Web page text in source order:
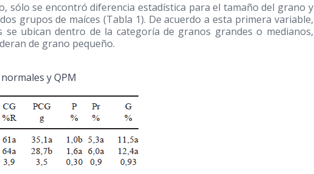
sólo se encontró diferencia estadística para el tamaño del grano y
grupos de maíces (Tabla 1). De acuerdo a esta primera variable,
se ubican dentro de la categoría de granos grandes o medianos,
de grano pequeño.
y QPM